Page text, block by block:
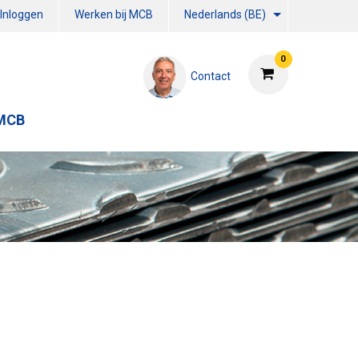
Inloggen Werken bij MCB Nederlands (BE)
0
Contact